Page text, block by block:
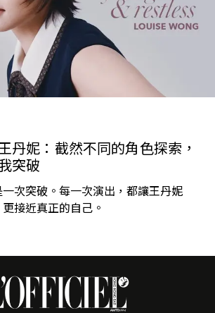
丹妮：截然不同的角色探索，
突破
次突破。每一次演出，都讓王丹妮
接近真正的自己。